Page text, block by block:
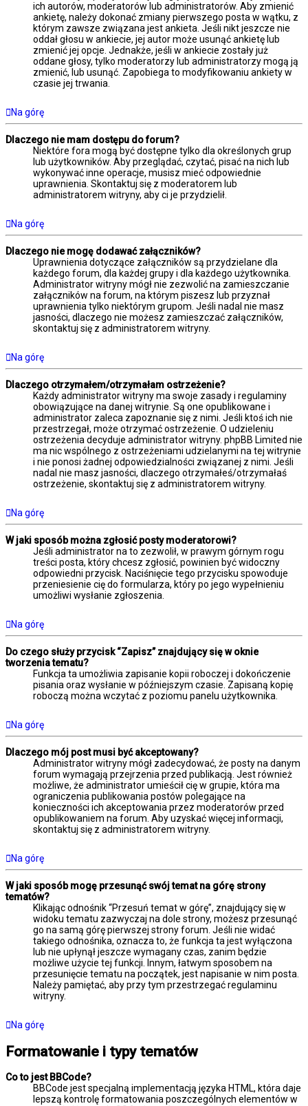
ich autorów, moderatorów lub administratorów. Aby zmienić
ankietę, należy dokonać zmiany pierwszego posta w wątku, z
którym zawsze związana jest ankieta. Jeśli nikt jeszcze nie
oddał głosu w ankiecie, jej autor może usunąć ankietę lub
zmienić jej opcje. Jednakże, jeśli w ankiecie zostały już
oddane głosy, tylko moderatorzy lub administratorzy mogą ją
zmienić, lub usunąć. Zapobiega to modyfikowaniu ankiety w
czasie jej trwania.
Na górę
Dlaczego nie mam dostępu do forum?
Niektóre fora mogą być dostępne tylko dla określonych grup
lub użytkowników. Aby przeglądać, czytać, pisać na nich lub
wykonywać inne operacje, musisz mieć odpowiednie
uprawnienia. Skontaktuj się z moderatorem lub
administratorem witryny, aby ci je przydzielił.
Na górę
Dlaczego nie mogę dodawać załączników?
Uprawnienia dotyczące załączników są przydzielane dla
każdego forum, dla każdej grupy i dla każdego użytkownika.
Administrator witryny mógł nie zezwolić na zamieszczanie
załączników na forum, na którym piszesz lub przyznał
uprawnienia tylko niektórym grupom. Jeśli nadal nie masz
jasności, dlaczego nie możesz zamieszczać załączników,
skontaktuj się z administratorem witryny.
Na górę
Dlaczego otrzymałem/otrzymałam ostrzeżenie?
Każdy administrator witryny ma swoje zasady i regulaminy
obowiązujące na danej witrynie. Są one opublikowane i
administrator zaleca zapoznanie się z nimi. Jeśli ktoś ich nie
przestrzegał, może otrzymać ostrzeżenie. O udzieleniu
ostrzeżenia decyduje administrator witryny. phpBB Limited nie
ma nic wspólnego z ostrzeżeniami udzielanymi na tej witrynie
i nie ponosi żadnej odpowiedzialności związanej z nimi. Jeśli
nadal nie masz jasności, dlaczego otrzymałeś/otrzymałaś
ostrzeżenie, skontaktuj się z administratorem witryny.
Na górę
W jaki sposób można zgłosić posty moderatorowi?
Jeśli administrator na to zezwolił, w prawym górnym rogu
treści posta, który chcesz zgłosić, powinien być widoczny
odpowiedni przycisk. Naciśnięcie tego przycisku spowoduje
przeniesienie cię do formularza, który po jego wypełnieniu
umożliwi wysłanie zgłoszenia.
Na górę
Do czego służy przycisk “Zapisz” znajdujący się w oknie
tworzenia tematu?
Funkcja ta umożliwia zapisanie kopii roboczej i dokończenie
pisania oraz wysłanie w późniejszym czasie. Zapisaną kopię
roboczą można wczytać z poziomu panelu użytkownika.
Na górę
Dlaczego mój post musi być akceptowany?
Administrator witryny mógł zadecydować, że posty na danym
forum wymagają przejrzenia przed publikacją. Jest również
możliwe, że administrator umieścił cię w grupie, która ma
ograniczenia publikowania postów polegające na
konieczności ich akceptowania przez moderatorów przed
opublikowaniem na forum. Aby uzyskać więcej informacji,
skontaktuj się z administratorem witryny.
Na górę
W jaki sposób mogę przesunąć swój temat na górę strony
tematów?
Klikając odnośnik “Przesuń temat w górę”, znajdujący się w
widoku tematu zazwyczaj na dole strony, możesz przesunąć
go na samą górę pierwszej strony forum. Jeśli nie widać
takiego odnośnika, oznacza to, że funkcja ta jest wyłączona
lub nie upłynął jeszcze wymagany czas, zanim będzie
możliwe użycie tej funkcji. Innym, łatwym sposobem na
przesunięcie tematu na początek, jest napisanie w nim posta.
Należy pamiętać, aby przy tym przestrzegać regulaminu
witryny.
Na górę
Formatowanie i typy tematów
Co to jest BBCode?
BBCode jest specjalną implementacją języka HTML, która daje
lepszą kontrolę formatowania poszczególnych elementów w